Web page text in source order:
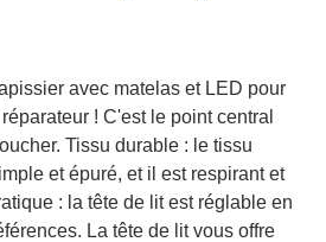
avec matelas et LED pour
! C'est le point central
Tissu durable : le tissu
et épuré, et il est respirant et
: la tête de lit est réglable en
La tête de lit vous offre